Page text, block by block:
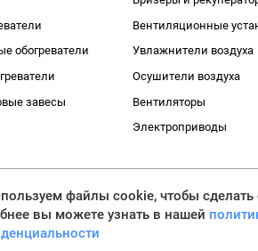
обогреватели
завесы
Вентиляционные
Увлажнители воздуха
Осушители воздуха
Вентиляторы
Электроприводы
и ни при каких условиях не
о наличии и стоимости
файлы cookie, чтобы сделать
вы можете узнать в нашей